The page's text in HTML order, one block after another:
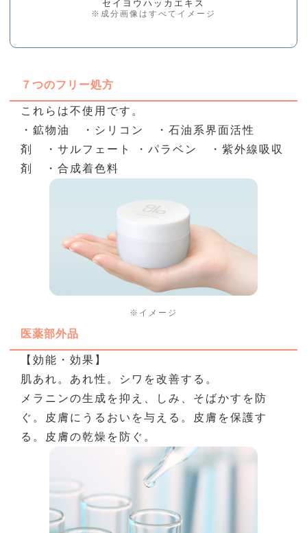
セイヨウハッカエキス
※成分画像はすべてイメージ
７つのフリー処方
これらは不使用です。
・鉱物油 ・シリコン ・⽯油系界⾯活性
剤 ・サルフェート
・パラベン ・紫外線吸収
剤 ・合成着⾊料
※イメージ
医薬部外品
【効能・効果】
肌あれ。あれ性。シワを改善する。
メラニンの生成を抑え、しみ、そばかすを防
ぐ。
皮膚にうるおいを与える。皮膚を保護す
る。皮膚の乾燥を防ぐ。